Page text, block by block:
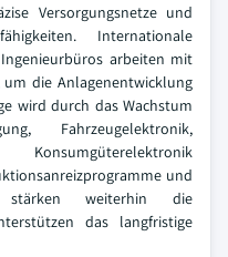
Versorgungsnetze und
Internationale
arbeiten mit
die Anlagenentwicklung
wird durch das Wachstum
Fahrzeugelektronik,
und
stärken weiterhin die
das langfristige